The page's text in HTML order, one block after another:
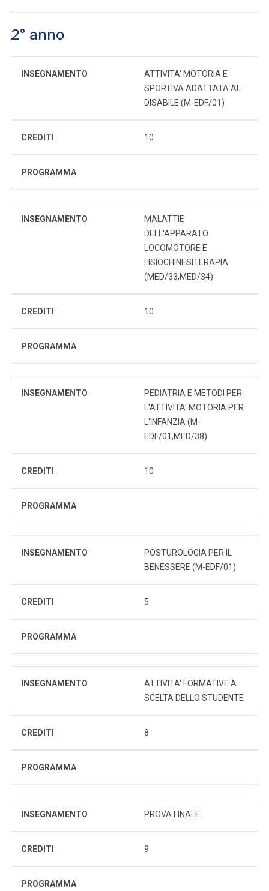
2° anno
INSEGNAMENTO
ATTIVITA' MOTORIA E
SPORTIVA ADATTATA AL
DISABILE (M-EDF/01)
CREDITI 10
PROGRAMMA
INSEGNAMENTO
MALATTIE
DELL'APPARATO
LOCOMOTORE E
FISIOCHINESITERAPIA
(MED/33,MED/34)
CREDITI 10
PROGRAMMA
INSEGNAMENTO
PEDIATRIA E METODI PER
L'ATTIVITA' MOTORIA PER
L'INFANZIA (M-
EDF/01,MED/38)
CREDITI 10
PROGRAMMA
INSEGNAMENTO
POSTUROLOGIA PER IL
BENESSERE (M-EDF/01)
CREDITI 5
PROGRAMMA
INSEGNAMENTO
ATTIVITA' FORMATIVE A
SCELTA DELLO STUDENTE
CREDITI 8
PROGRAMMA
INSEGNAMENTO PROVA FINALE
CREDITI 9
PROGRAMMA